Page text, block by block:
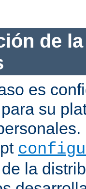
de
es
su
la